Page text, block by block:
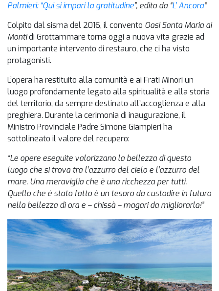
Palmieri: “Qui si impari la gratitudine”, edito da “L’ Ancora“
Colpito dal sisma del 2016, il convento Oasi Santa Maria ai
Montidi Grottammare torna oggi a nuova vita grazie ad
un importante intervento di restauro, che ci ha visto
protagonisti.
L’opera ha restituito alla comunità e ai Frati Minori un
luogo profondamente legato alla spiritualità e alla storia
del territorio, da sempre destinato all’accoglienza e alla
preghiera. Durante la cerimonia di inaugurazione, il
Ministro Provinciale Padre Simone Giampieri ha
sottolineato il valore del recupero:
“Le opere eseguite valorizzano la bellezza di questo
luogo che si trova tra l’azzurro del cielo e l’azzurro del
mare. Una meraviglia che è una ricchezza per tutti.
Quello che è stato fatto è un tesoro da custodire in futuro
nella bellezza di ora e – chissà – magari da migliorarla!”